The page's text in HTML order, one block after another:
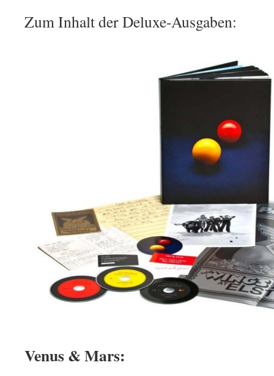
Zum Inhalt der Deluxe-Ausgaben:
Venus & Mars: